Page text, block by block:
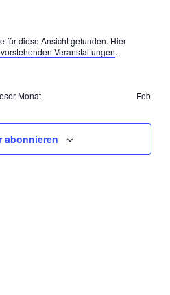
für diese Ansicht gefunden. Hier
Veranstaltungen.
Monat Feb
abonnieren